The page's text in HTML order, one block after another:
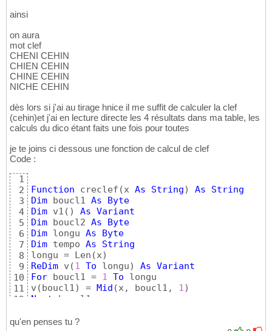
ainsi
on aura
mot clef
CHENI CEHIN
CHIEN CEHIN
CHINE CEHIN
NICHE CEHIN
dès lors si j'ai au tirage hnice il me suffit de calculer la clef
(cehin)et j'ai en lecture directe les 4 résultats dans ma table, les
calculs du dico étant faits une fois pour toutes
je te joins ci dessous une fonction de calcul de clef
Code :
1
2
3
4
5
6
7
8
9
10
11
12
14
Function creclef (x As String) As
String
Dim boucl1 As
Byte
Dim v1 ( ) As Variant
Dim boucl2 As
Byte
Dim longu As
Byte
Dim tempo As
String
longu = Len (x)
ReDim v (1 To longu) As Variant
For boucl1 = 1 To longu
v ( boucl1) = Mid (x, boucl1, 1)
Next
For boucl2 = boucl1 +
qu'en penses tu ?